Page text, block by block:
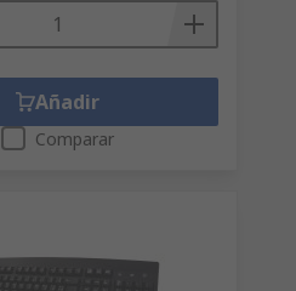
Añadir
Comparar